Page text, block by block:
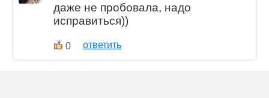
даже не пробовала, надо
исправиться))
0 ответить